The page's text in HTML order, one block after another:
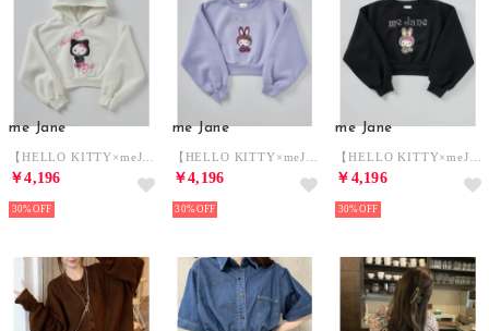
me Jane
￥4,196
30%
me Jane
￥4,196
30%
me Jane
￥4,196
30%